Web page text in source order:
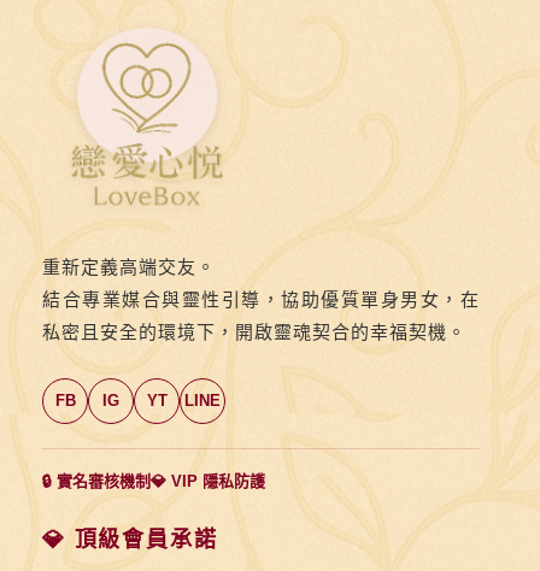
重新定義高端交友。
結合專業媒合與靈性引導，協助優質單身男女，在
私密且安全的環境下，開啟靈魂契合的幸福契機。
FB IG YT LINE
🔒 實名審核機制💎 VIP 隱私防護
💎 頂級會員承諾